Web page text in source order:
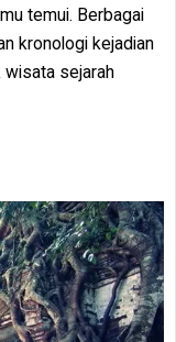
temui. Berbagai
kronologi kejadian
wisata sejarah